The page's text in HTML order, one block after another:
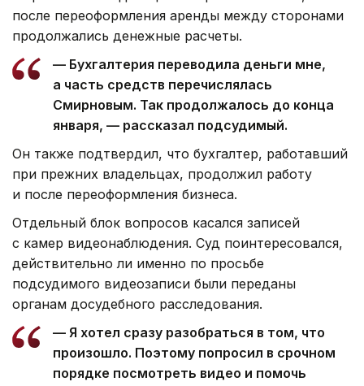
после переоформления аренды между сторонами
продолжались денежные расчеты.
— Бухгалтерия переводила деньги мне,
а часть средств перечислялась
Смирновым. Так продолжалось до конца
января, — рассказал подсудимый.
Он также подтвердил, что бухгалтер, работавший
при прежних владельцах, продолжил работу
и после переоформления бизнеса.
Отдельный блок вопросов касался записей
с камер видеонаблюдения. Суд поинтересовался,
действительно ли именно по просьбе
подсудимого видеозаписи были переданы
органам досудебного расследования.
— Я хотел сразу разобраться в том, что
произошло. Поэтому попросил в срочном
порядке посмотреть видео и помочь